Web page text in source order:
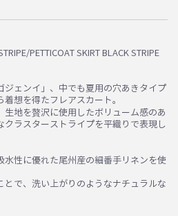
PETTICOAT SKIRT BLACK STRIPE
ジェンイ」、中でも夏用の穴あきタイプ
着想を得たフレアスカート。
地を贅沢に使用したボリューム感のあ
クラスターストライプを平織りで表現し
水性に優れた尾州産の細番手リネンを使
とで、洗い上がりのようなナチュラルな
る カートへ進む